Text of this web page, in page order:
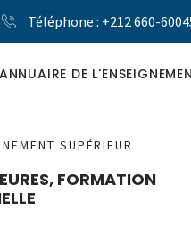
Téléphone : +212 660-
ANNUAIRE DE
UNIVERSITÉS
ÉCOLES ET
SUPÉRIEUR
FORMATION